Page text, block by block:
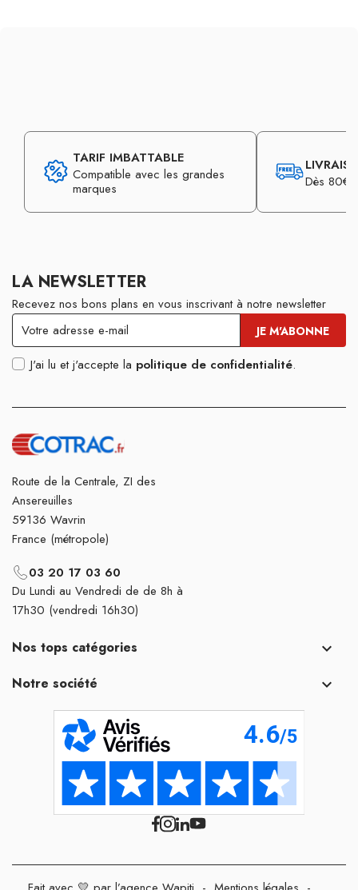
TARIF IMBATTABLE
Compatible avec les grandes
marques
Dès 80€
LA NEWSLETTER
Recevez nos bons plans en vous inscrivant à notre newsletter
J'ai lu et j'accepte la politique de confidentialité.
Route de la Centrale, ZI des
Ansereuilles
59136 Wavrin
France (métropole)
03 20 17 03 60
Du Lundi au Vendredi de de 8h à
17h30 (vendredi 16h30)
Nos tops catégories 
Notre société 